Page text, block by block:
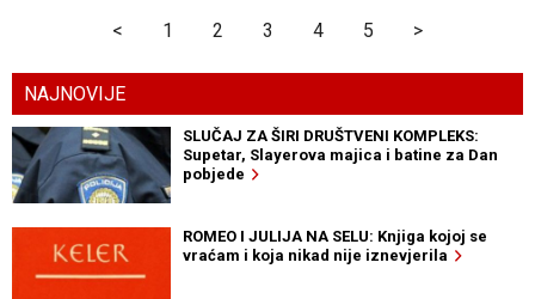
< 1 2 3 4 5 >
NAJNOVIJE
SLUČAJ ZA ŠIRI DRUŠTVENI KOMPLEKS:
Supetar, Slayerova majica i batine za Dan
pobjede
ROMEO I JULIJA NA SELU: Knjiga kojoj se
vraćam i koja nikad nije iznevjerila